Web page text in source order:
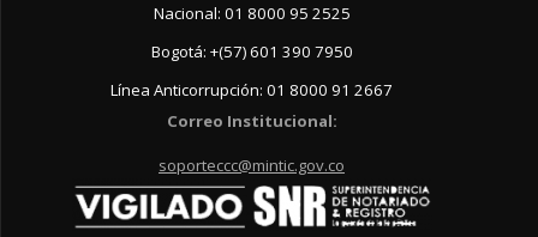
Nacional: 01 8000 95 2525
Bogotá: +(57) 601 390 7950
Línea Anticorrupción: 01 8000 91 2667
Correo Institucional:
soporteccc@mintic.gov.co